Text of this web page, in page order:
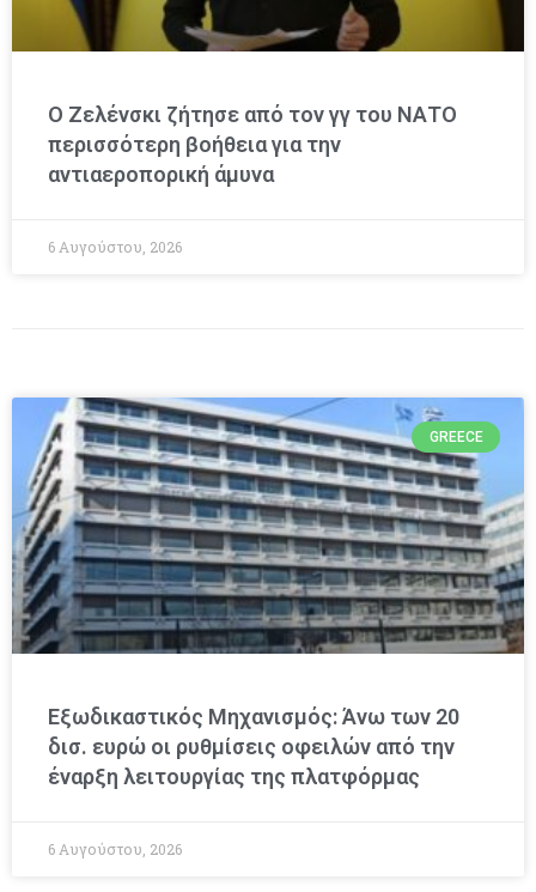
Ο Ζελένσκι ζήτησε από τον γγ του ΝΑΤΟ
περισσότερη βοήθεια για την
αντιαεροπορική άμυνα
6 Αυγούστου, 2026
GREECE
Εξωδικαστικός Μηχανισμός: Άνω των 20
δισ. ευρώ οι ρυθμίσεις οφειλών από την
έναρξη λειτουργίας της πλατφόρμας
6 Αυγούστου, 2026